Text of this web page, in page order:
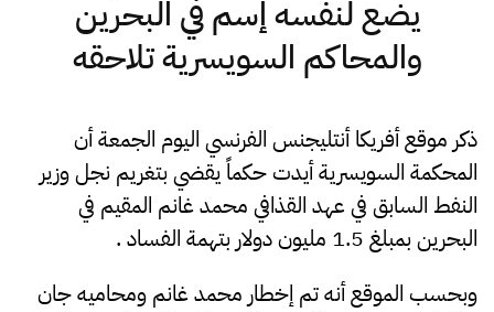
يضع لنفسه إسم في البحرين
والمحاكم السويسرية تلاحقه
ذكر موقع أفريكا أنتليجنس الفرنسي اليوم الجمعة أن
المحكمة السويسرية أيدت حكماً يقضي بتغريم نجل وزير
النفط السابق في عهد القذافي محمد غانم المقيم في
البحرين بمبلغ 1.5 مليون دولار بتهمة الفساد .
وبحسب الموقع أنه تم إخطار محمد غانم ومحاميه جان